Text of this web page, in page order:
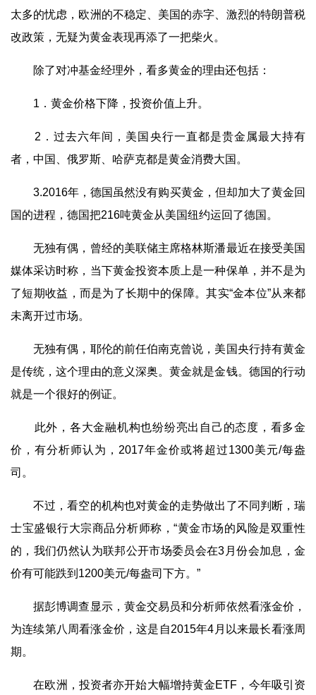
太多的忧虑，欧洲的不稳定、美国的赤字、激烈的特朗普税
改政策，无疑为黄金表现再添了一把柴火。
除了对冲基金经理外，看多黄金的理由还包括：
1．黄金价格下降，投资价值上升。
2．过去六年间，美国央行一直都是贵金属最大持有
者，中国、俄罗斯、哈萨克都是黄金消费大国。
3.2016年，德国虽然没有购买黄金，但却加大了黄金回
国的进程，德国把216吨黄金从美国纽约运回了德国。
无独有偶，曾经的美联储主席格林斯潘最近在接受美国
媒体采访时称，当下黄金投资本质上是一种保单，并不是为
了短期收益，而是为了长期中的保障。其实“金本位”从来都
未离开过市场。
无独有偶，耶伦的前任伯南克曾说，美国央行持有黄金
是传统，这个理由的意义深奥。黄金就是金钱。德国的行动
就是一个很好的例证。
此外，各大金融机构也纷纷亮出自己的态度，看多金
价，有分析师认为，2017年金价或将超过1300美元/每盎
司。
不过，看空的机构也对黄金的走势做出了不同判断，瑞
士宝盛银行大宗商品分析师称，“黄金市场的风险是双重性
的，我们仍然认为联邦公开市场委员会在3月份会加息，金
价有可能跌到1200美元/每盎司下方。”
据彭博调查显示，黄金交易员和分析师依然看涨金价，
为连续第八周看涨金价，这是自2015年4月以来最长看涨周
期。
在欧洲，投资者亦开始大幅增持黄金ETF，今年吸引资